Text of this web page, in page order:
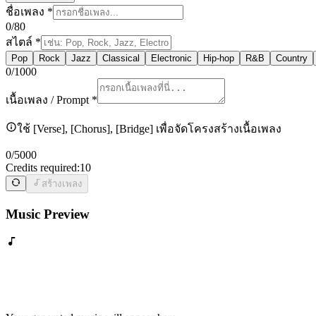
ชื่อเพลง *
0/80
สไตล์ *
Pop Rock Jazz Classical Electronic Hip-hop R&B Country
0/1000
เนื้อเพลง / Prompt *
ใช้ [Verse], [Chorus], [Bridge] เพื่อจัดโครงสร้างเนื้อเพลง
0/5000
Credits required:10
สร้างเพลง
Music Preview